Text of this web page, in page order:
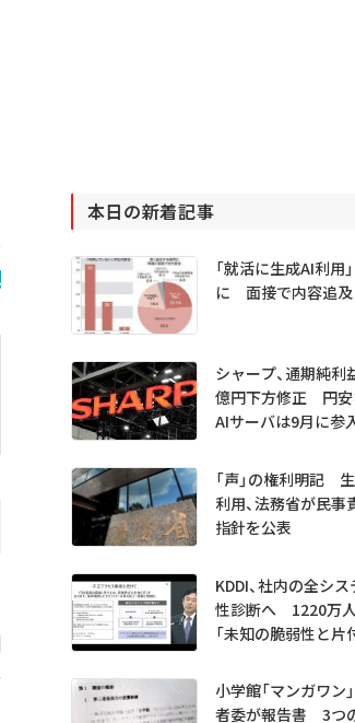
本日の新着記事
「就活に生成AI利用
に 面接で内容追及
シャープ、通期純利
億円下方修正 円
AIサーバは9月に参
「声」の権利明記
利用、法務省が民事
指針を公表
KDDI、社内の全シ
性診断へ 1220万
「未知の脆弱性と片
小学館「マンガワン
者委が報告書 3つ